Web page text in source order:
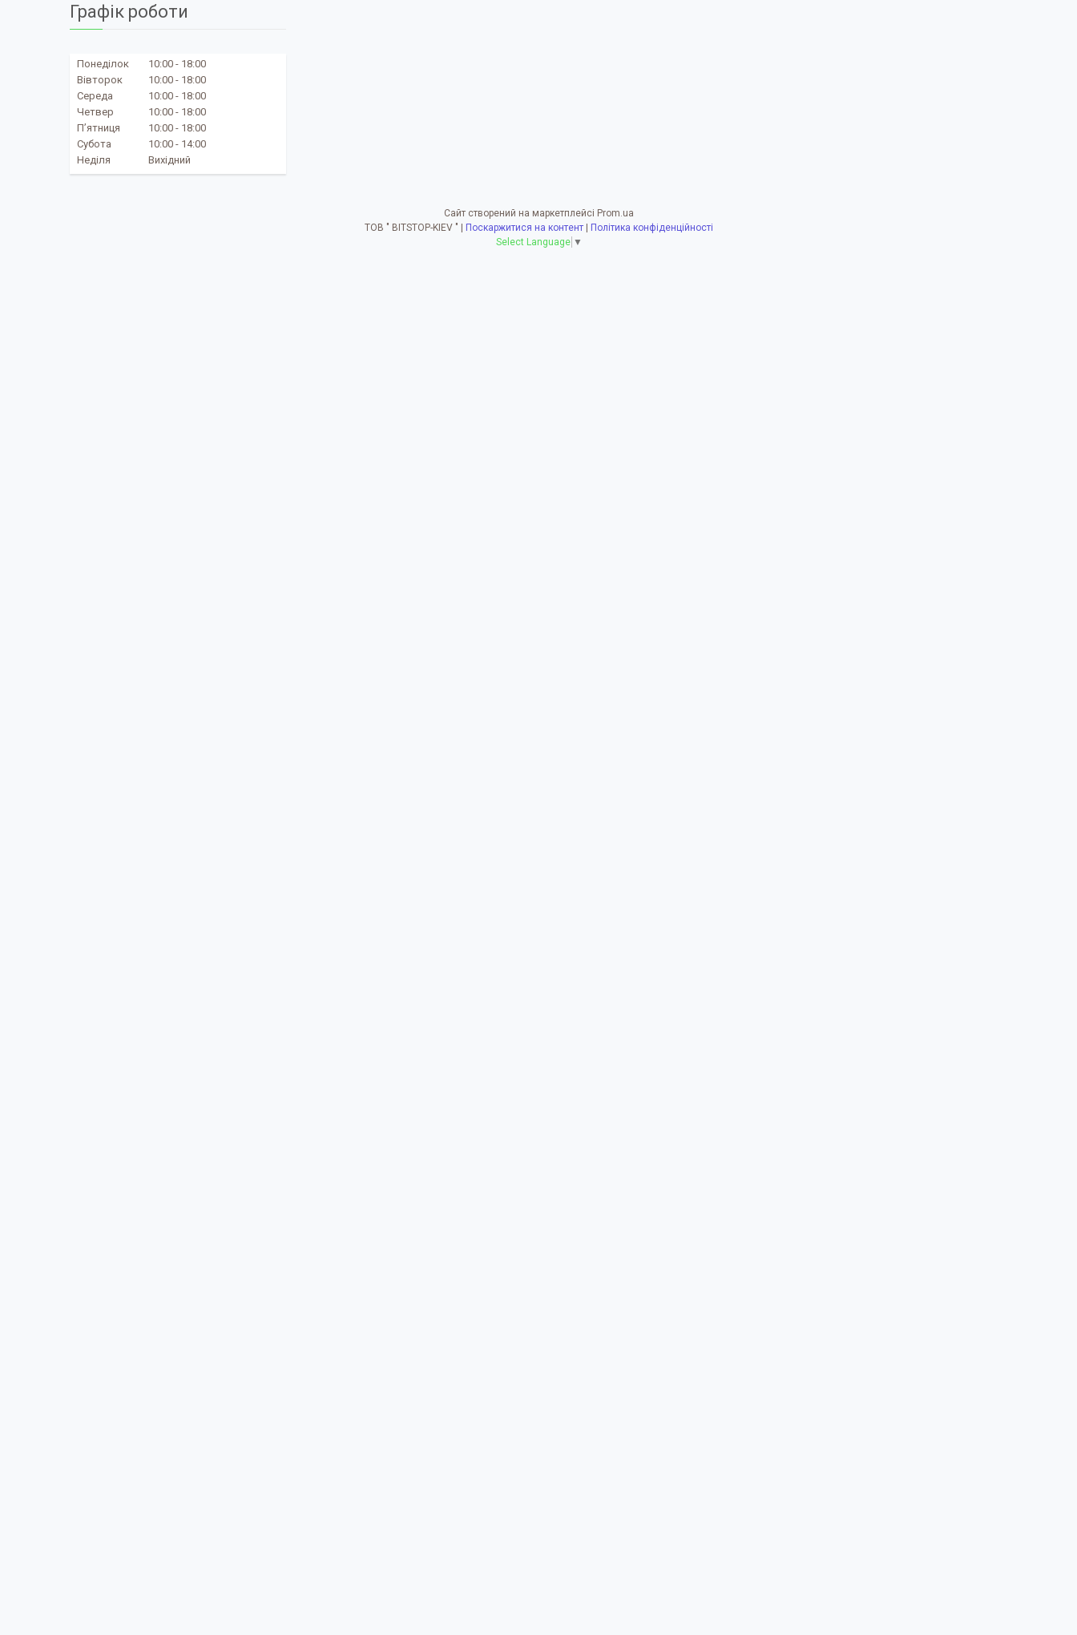
Графік роботи
Понеділок 10:00
18:00
Вівторок
10:00
18:00
Середа
10:00
18:00
Четвер
10:00
18:00
Пʼятниця
10:00
18:00
Субота
10:00
14:00
Неділя
Вихідний
Сайт створений на маркетплейсі Prom.ua
ТОВ " BITSTOP-KIEV " | Поскаржитися на контент | Політика конфіденційності
Select Language ▼